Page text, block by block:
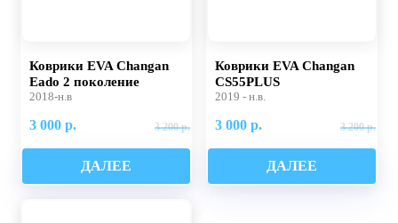
Коврики EVA Changan
Eado 2 поколение
2018-н.в
3 000 р. 3 200 р.
ДАЛЕЕ
Коврики EVA Changan
CS55PLUS
2019 - н.в.
3 000 р. 3 200 р.
ДАЛЕЕ